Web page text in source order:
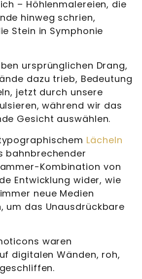
– Höhlenmalereien, die
hinweg schrien,
Stein in Symphonie
ursprünglichen Drang,
dazu trieb, Bedeutung
jetzt durch unsere
während wir das
Gesicht auswählen.
Lächeln
bahnbrechender
Kombination von
Entwicklung wider, wie
neue Medien
um das Unausdrückbare
waren
digitalen Wänden, roh,